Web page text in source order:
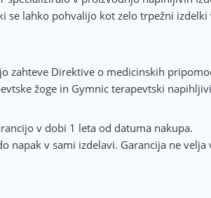
lahko pohvalijo kot zelo trpežni
zahteve Direktive o medicinskih
žoge in Gymnic terapevtski
v dobi 1 leta od datuma nakupa.
napak v sami izdelavi. Garancija ne